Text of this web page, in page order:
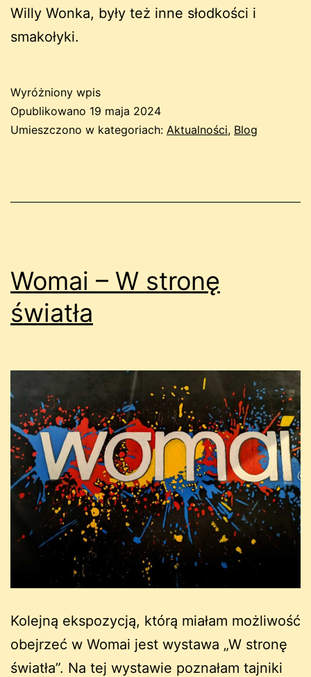
Willy Wonka, były też inne słodkości i
smakołyki.
Wyróżniony wpis
Opublikowano 19 maja 2024
Umieszczono w kategoriach: Aktualności, Blog
Womai – W stronę
światła
Kolejną ekspozycją, którą miałam możliwość
obejrzeć w Womai jest wystawa „W stronę
światła”. Na tej wystawie poznałam tajniki